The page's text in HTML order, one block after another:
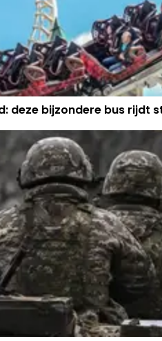
deze bijzondere bus rijdt